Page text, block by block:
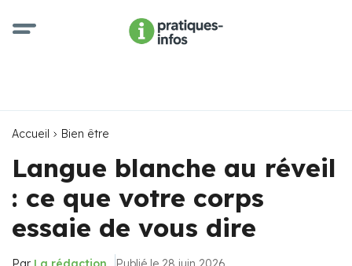
Accueil Bien être
Langue blanche au réveil
: ce que votre corps
essaie de vous dire